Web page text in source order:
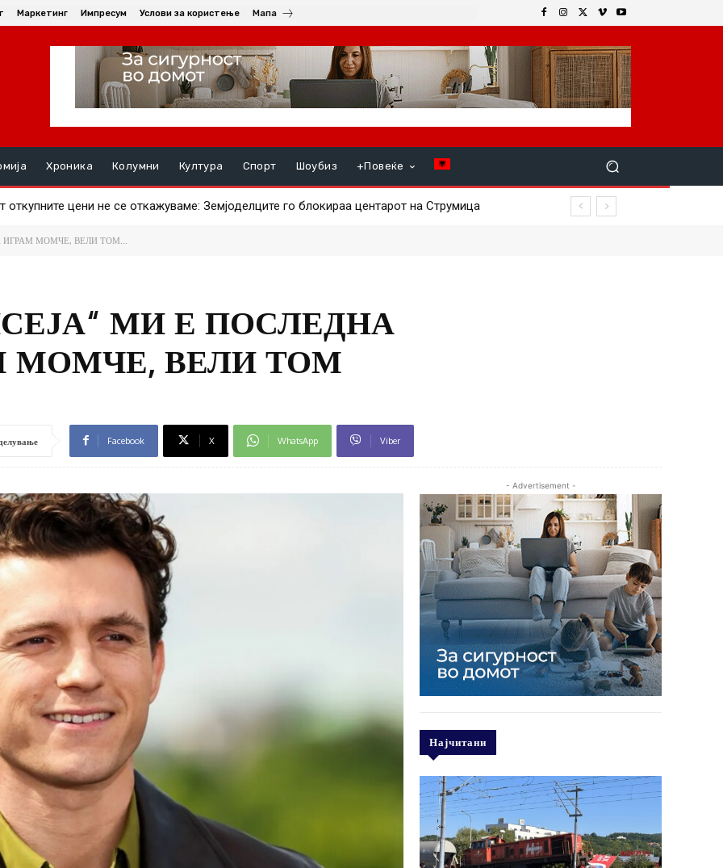
Маркетинг Импресум Услови за користење Мапа
Хроника Колумни Култура Спорт Шоубиз +Повеќе
откупните цени не се откажуваме: Земјоделците го блокираа центарот на Струмица
ИГРАМ МОМЧЕ, ВЕЛИ ТОМ...
МИ Е ПОСЛЕДНА
МОМЧЕ, ВЕЛИ ТОМ
Facebook X WhatsApp Viber
- Advertisement -
Најчитани